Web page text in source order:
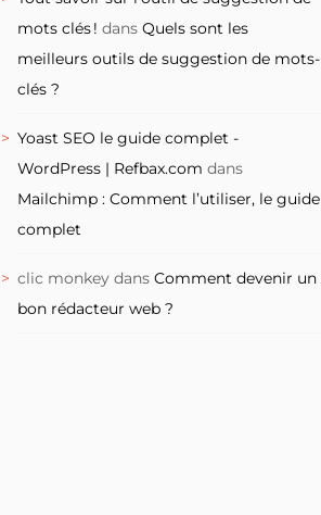
mots clés ! dansQuels sont les
meilleurs outils de suggestion de mots-
clés ?
Yoast SEO le guide complet -
WordPress | Refbax.com dans
Mailchimp : Comment l’utiliser, le guide
complet
clic monkey dansComment devenir un
bon rédacteur web ?